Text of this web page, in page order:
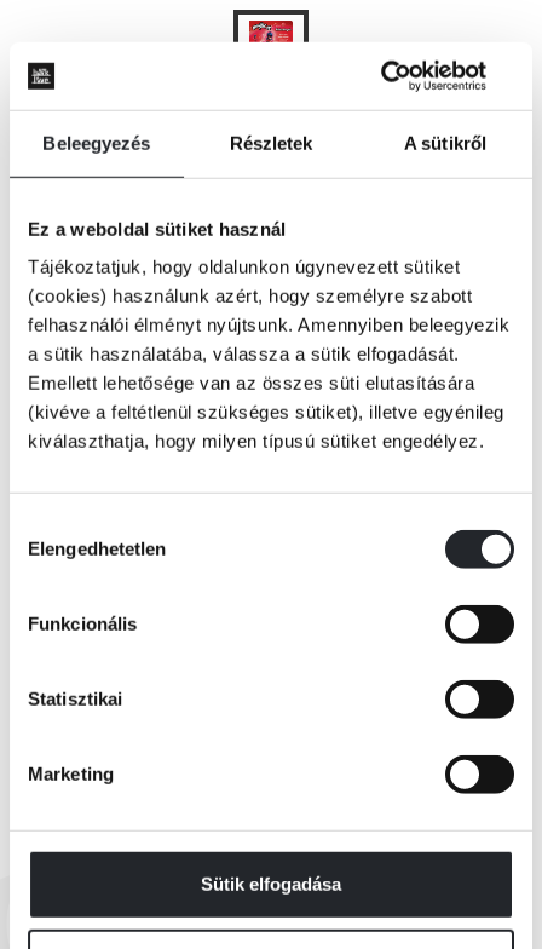
Beleegyezés Részletek A sütikről
Ez a weboldal sütiket használ
Tájékoztatjuk, hogy oldalunkon úgynevezett sütiket
(cookies) használunk azért, hogy személyre szabott
felhasználói élményt nyújtsunk. Amennyiben beleegyezik
a sütik használatába, válassza a sütik elfogadását.
Emellett lehetősége van az összes süti elutasítására
(kivéve a feltétlenül szükséges sütiket), illetve egyénileg
kiválaszthatja, hogy milyen típusú sütiket engedélyez.
kiválasztása
Elengedhetetlen
Funkcionális
Statisztikai
Marketing
Sütik elfogadása
KOSÁRBA
Olvass és játssz együtt kedvenc Miraculous-szereplőddel!
Vedd ki a figurát, és kezdődhet is a játék. Illeszd össze a talpacskával,
és alkosd meg a saját Katicabogár-figurádat!
Kezdődjék a kaland!
RÉSZLET A KÖNYVBŐL
EZEK IS ÉRDEKELHETNEK